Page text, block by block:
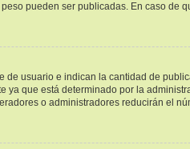
pueden ser publicadas. En caso de
de usuario e indican la cantidad de
ya que está determinado por la
o administradores reducirán el